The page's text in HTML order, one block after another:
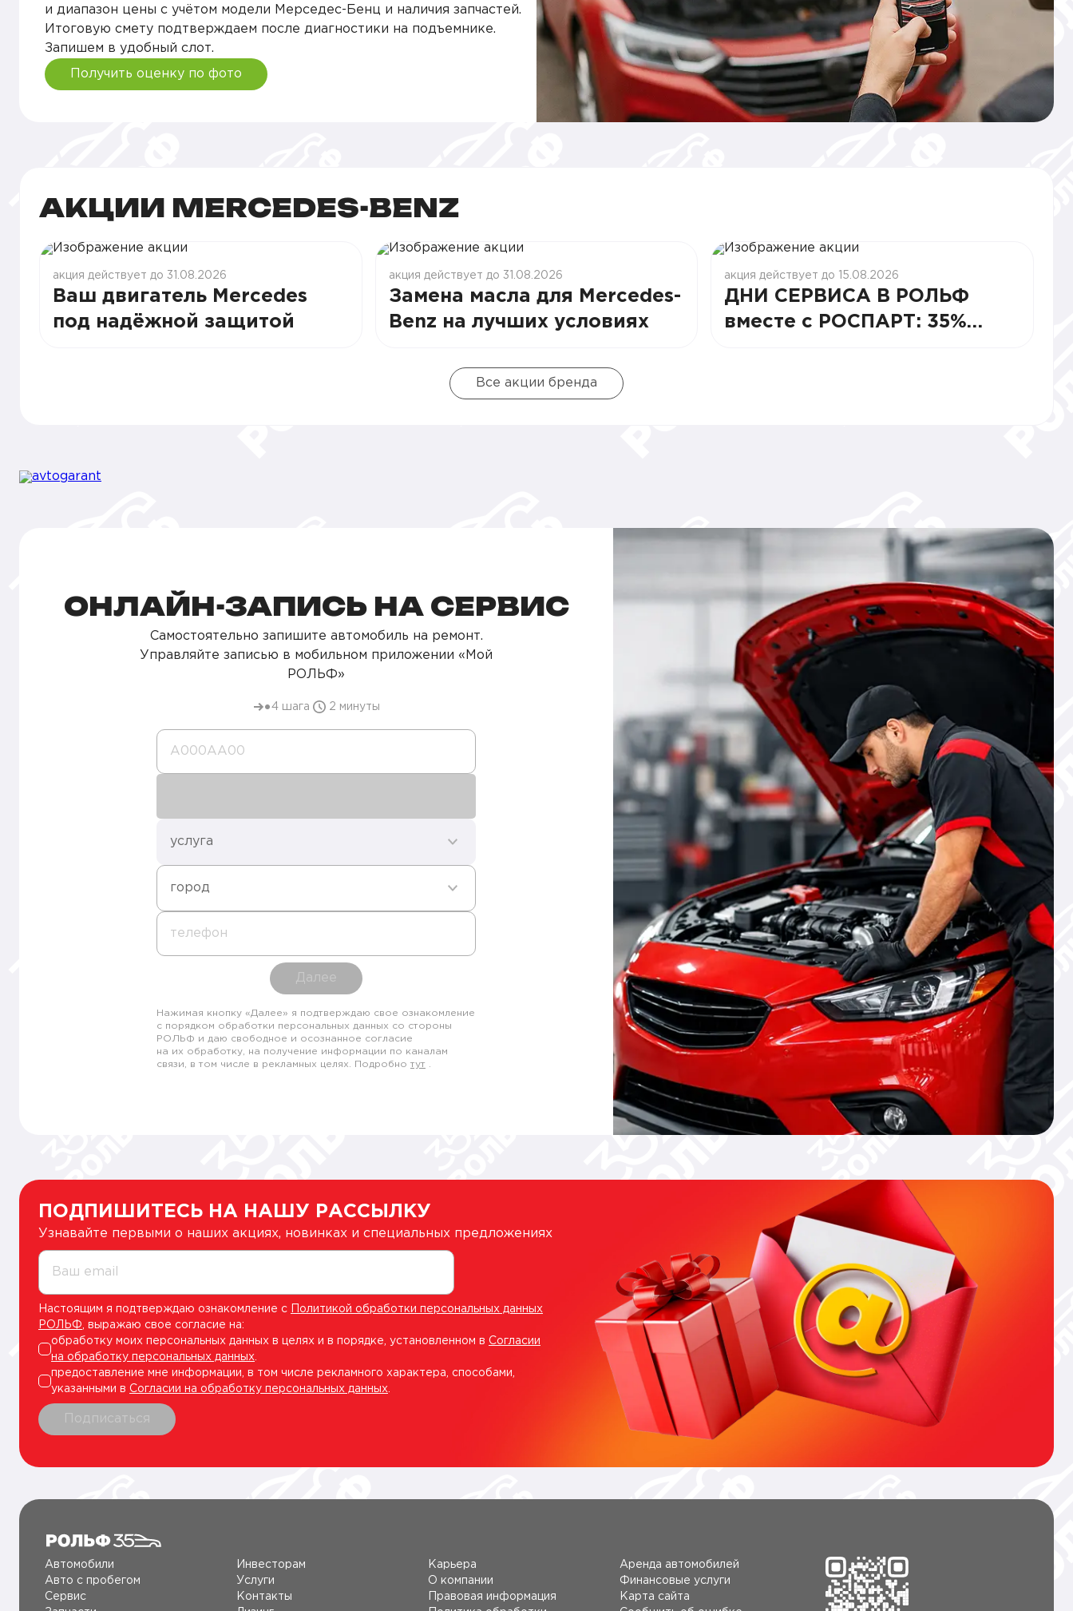
и диапазон цены с учётом модели Мерседес-Бенц и наличия запчастей.
Итоговую смету подтверждаем после диагностики на подъемнике.
Запишем в удобный слот.
Получить оценку по фото
АКЦИИ MERCEDES-BENZ
акция действует до 31.08.2026
Ваш двигатель Mercedes
под надёжной защитой
акция действует до 31.08.2026
Замена масла для Mercedes-
Benz на лучших условиях
акция действует до 15.08.2026
ДНИ СЕРВИСА В РОЛЬФ
вместе с РОСПАРТ: 35%
Все акции бренда
ОНЛАЙН-ЗАПИСЬ НА СЕРВИС
Самостоятельно запишите автомобиль на ремонт.
Управляйте записью в мобильном приложении «Мой
РОЛЬФ»
4 шага 2 минуты
А000AA00
услуга
город
телефон
Далее
Нажимая кнопку «Далее» я подтверждаю свое ознакомление
с порядком обработки персональных данных со стороны
РОЛЬФ и даю свободное и осознанное согласие
на их обработку, на получение информации по каналам
связи, в том числе в рекламных целях. Подробно тут
ПОДПИШИТЕСЬ НА НАШУ РАССЫЛКУ
Узнавайте первыми о наших акциях, новинках и специальных предложениях
Ваш email
Настоящим я подтверждаю ознакомление с
Политикой обработки персональных данных
РОЛЬФ , выражаю свое согласие на:
обработку моих персональных данных в целях и в порядке, установленном в Согласии
на обработку персональных данных
предоставление мне информации, в том числе рекламного характера, способами,
указанными в Согласии на обработку персональных данных
Подписаться
Автомобили
Авто c пробегом
Сервис
Инвесторам
Услуги
Контакты
Карьера
О компании
Правовая информация
Аренда автомобилей
Финансовые услуги
Карта сайта